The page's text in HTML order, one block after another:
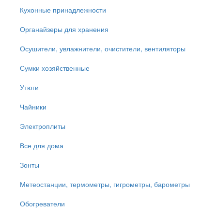
Кухонные принадлежности
Органайзеры для хранения
Осушители, увлажнители, очистители, вентиляторы
Сумки хозяйственные
Утюги
Чайники
Электроплиты
Все для дома
Зонты
Метеостанции, термометры, гигрометры, барометры
Обогреватели